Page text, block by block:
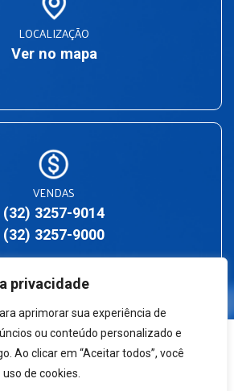
privacidade
aprimorar sua experiência de
ou conteúdo personalizado e
Ao clicar em “Aceitar todos”, você
de cookies.
LOCALIZAÇÃO
Ver no mapa
VENDAS
(32) 3257-9014
(32) 3257-9000